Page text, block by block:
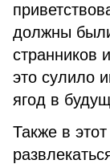
должны
странников
это сулило
ягод в
Также в